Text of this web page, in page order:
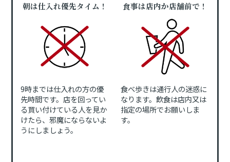
朝は仕入れ優先タイム！
9時までは仕入れの方の優
先時間です。店を回ってい
る買い付けている人を見か
けたら、邪魔にならないよ
うにしましょう。
食事は店内か店舗前で！
食べ歩きは通行人の迷惑に
なります。飲食は店内又は
指定の場所でお願いしま
す。